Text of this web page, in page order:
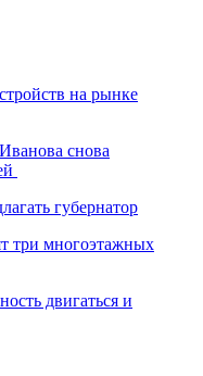
на рынке
снова
губернатор
три многоэтажных
двигаться и